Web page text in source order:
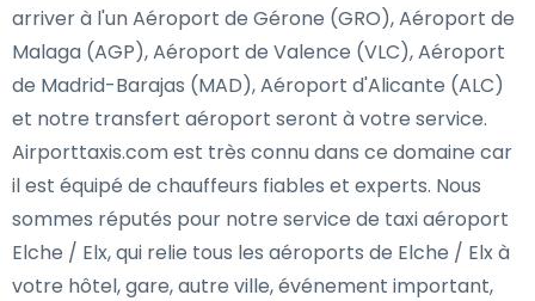
arriver à l'un Aéroport de Gérone (GRO), Aéroport de
Malaga (AGP), Aéroport de Valence (VLC), Aéroport
de Madrid-Barajas (MAD), Aéroport d'Alicante (ALC)
et notre transfert aéroport seront à votre service.
Airporttaxis.com est très connu dans ce domaine car
il est équipé de chauffeurs fiables et experts. Nous
sommes réputés pour notre service de taxi aéroport
Elche / Elx, qui relie tous les aéroports de Elche / Elx à
votre hôtel, gare, autre ville, événement important,